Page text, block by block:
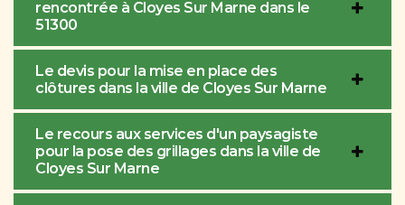
rencontrée à Cloyes Sur Marne dans le
51300
Le devis pour la mise en place des
clôtures dans la ville de Cloyes Sur Marne
Le recours aux services d'un paysagiste
pour la pose des grillages dans la ville de
Cloyes Sur Marne